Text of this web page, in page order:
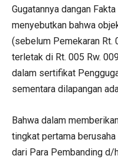
Gugatannya dangan
menyebutkan bahwa
(sebelum Pemekaran Rt.
terletak di Rt. 005 Rw.
dalam sertifikat
sementara dilapangan
Bahwa dalam
tingkat pertama
dari Para Pembanding d/